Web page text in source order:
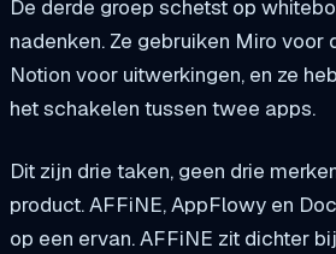
De derde groep schetst op
nadenken. Ze gebruiken Miro voor
Notion voor uitwerkingen, en ze
het schakelen tussen twee apps.
Dit zijn drie taken, geen drie
product. AFFiNE, AppFlowy en
op een ervan. AFFiNE zit dichter